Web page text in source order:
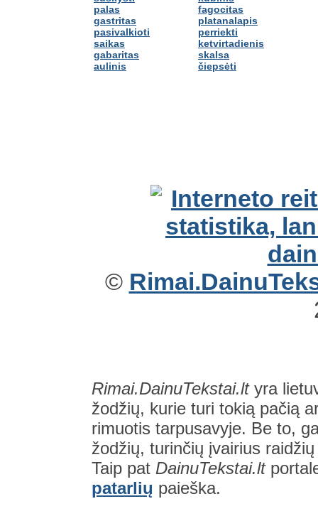
palas
gastritas
pasivalkioti
saikas
gabaritas
aulinis
fagocitas
platanalapis
perriekti
ketvirtadienis
skalsa
čiepsėti
©
Rimai.DainuTekstai.ltyra
žodžių, kurie turi tokią pačią
rimuotis tarpusavyje. Be to,
žodžių, turinčių įvairius
Taip pat DainuTekstai.lt
patarlių paieška.